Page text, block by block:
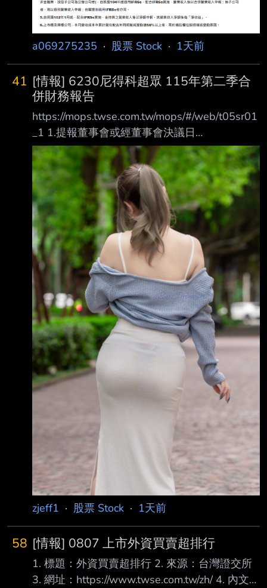
a069275235 · 股票 Stock · 1天前
41 [情報] 6230尼得科超眾 115年第二季合
併財務報告
https://mops.twse.com.tw/mops/#/web/t05sr01
_1 1.提報董事會或經董事會決議日
期:115/08/07 2.審計委員會通過日期:不適用 3.
財務報告或年度自結財務資訊報導期間 起訖日
期(XXX/XX/XX~XXX/XX/XX):
115/01/01~115/06/30 4.1月1日累計至本期止
營業收入(仟元):4,678,093 5.1月1日累計至本期
止營業毛利(毛損) (仟元):812,056 6.1月1日累計
至本期止營業利益(損失) (仟元):31,860 7
zjeff1 · 股票 Stock · 1天前
58 [情報] 0807 上市外資買賣超排行
1. 標題：外資買賣超排行 2. 來源：台灣證交所
3. 網址：https://www.twse.com.tw/zh/ 4. 內文：